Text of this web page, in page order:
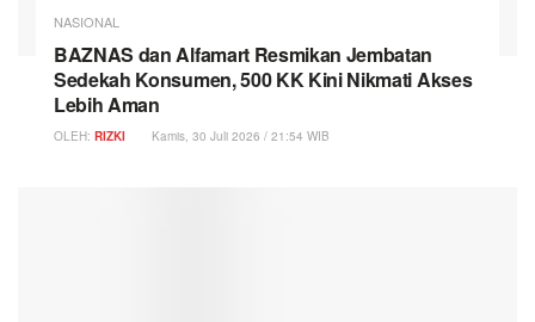
NASIONAL
BAZNAS dan Alfamart Resmikan Jembatan
Sedekah Konsumen, 500 KK Kini Nikmati Akses
Lebih Aman
OLEH: RIZKI Kamis, 30 Juli 2026 / 21:54 WIB